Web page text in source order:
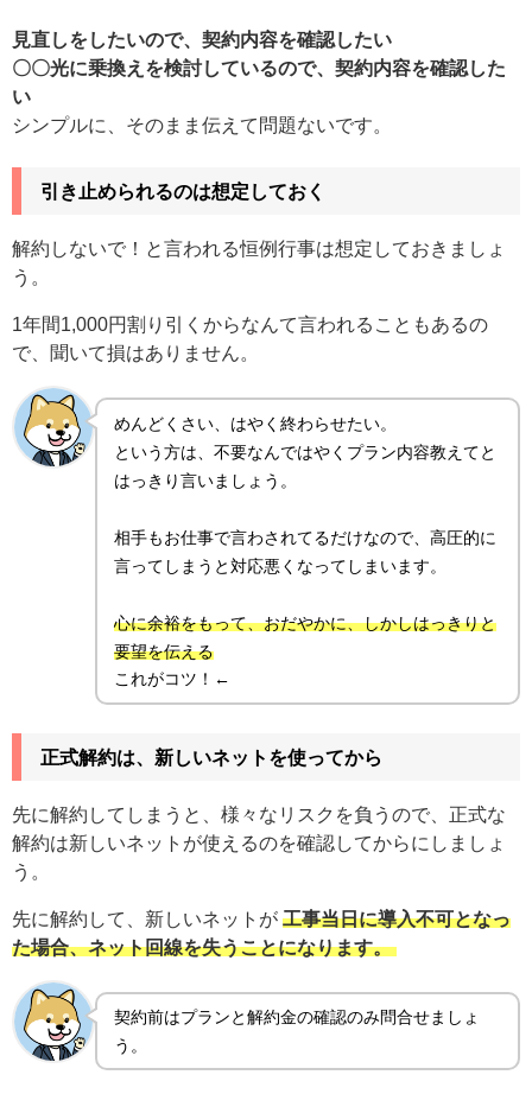
見直しをしたいので、契約内容を確認したい
〇〇光に乗換えを検討しているので、契約内容を確認した
い
シンプルに、そのまま伝えて問題ないです。
引き止められるのは想定しておく
解約しないで！と言われる恒例行事は想定しておきましょ
う。
1年間1,000円割り引くからなんて言われることもあるの
で、聞いて損はありません。
めんどくさい、はやく終わらせたい。
という方は、不要なんではやくプラン内容教えてと
はっきり言いましょう。
相手もお仕事で言わされてるだけなので、高圧的に
言ってしまうと対応悪くなってしまいます。
心に余裕をもって、おだやかに、しかしはっきりと
要望を伝える
これがコツ！←
正式解約は、新しいネットを使ってから
先に解約してしまうと、様々なリスクを負うので、正式な
解約は新しいネットが使えるのを確認してからにしましょ
う。
先に解約して、新しいネットが 工事当日に導入不可となっ
た場合、ネット回線を失うことになります。
契約前はプランと解約金の確認のみ問合せましょ
う。